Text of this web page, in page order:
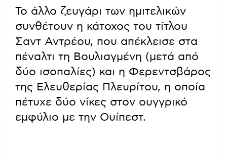
Το άλλο ζευγάρι των ημιτελικών
συνθέτουν η κάτοχος του τίτλου
Σαντ Αντρέου, που απέκλεισε στα
πέναλτι τη Βουλιαγμένη (μετά από
δύο ισοπαλίες) και η Φερεντσβάρος
της Ελευθερίας Πλευρίτου, η οποία
πέτυχε δύο νίκες στον ουγγρικό
εμφύλιο με την Ουίπεστ.